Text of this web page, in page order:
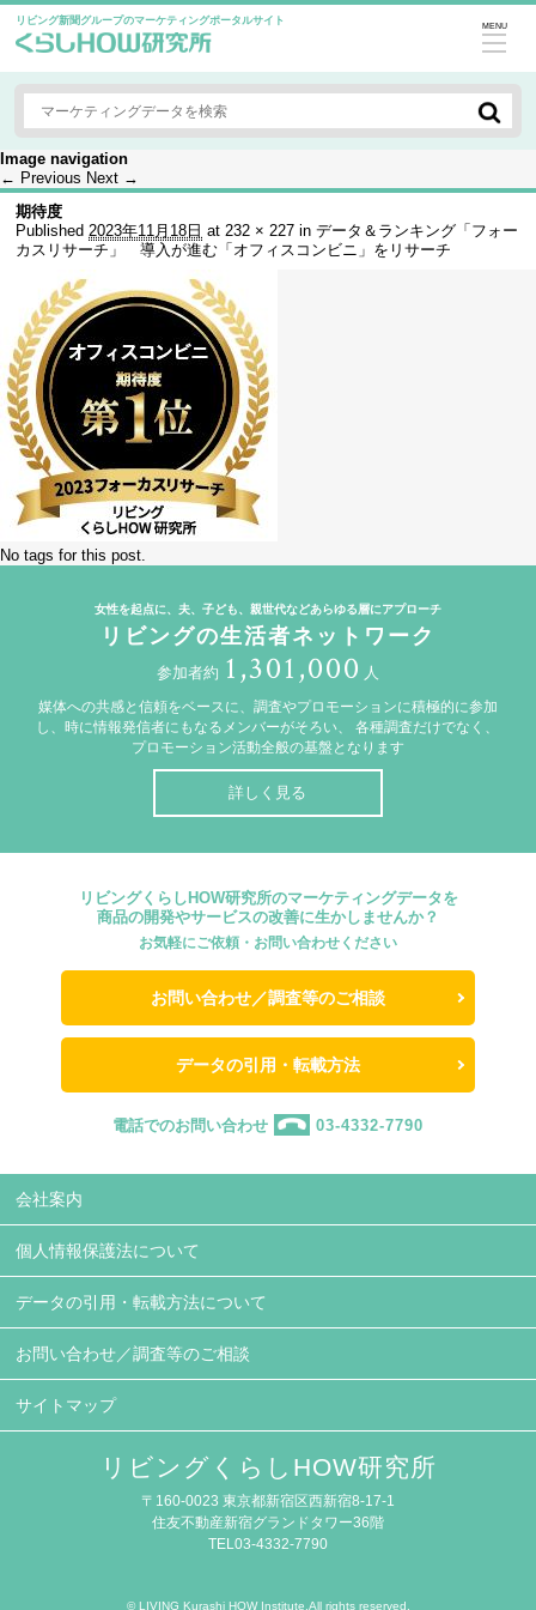
リビング新聞グループのマーケティングポータルサイト MENU
Image navigation
← Previous Next →
期待度
Published2023年11月18日 at232 × 227 inデータ＆ランキング「フォー
カスリサーチ」 導入が進む「オフィスコンビニ」をリサーチ
No tags for this post.
女性を起点に、夫、子ども、親世代などあらゆる層にアプローチ
リビングの生活者ネットワーク
参加者約 1,301,000 人
媒体への共感と信頼をベースに、調査やプロモーションに積極的に参加
し、時に情報発信者にもなるメンバーがそろい、
各種調査だけでなく、
プロモーション活動全般の基盤となります
詳しく見る
リビングくらしHOW研究所のマーケティングデータを
商品の開発やサービスの改善に生かしませんか？
お気軽にご依頼・お問い合わせください
お問い合わせ／調査等のご相談
データの引用・転載方法
電話でのお問い合わせ 03-4332-7790
会社案内
個人情報保護法について
データの引用・転載方法について
お問い合わせ／調査等のご相談
サイトマップ
リビングくらしHOW研究所
〒160-0023 東京都新宿区西新宿8-17-1
住友不動産新宿グランドタワー36階
TEL03-4332-7790
© LIVING Kurashi HOW Institute.All rights reserved.